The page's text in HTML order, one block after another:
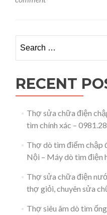
RECENT
Thợ sửa chữa điện
tìm chính xác –
Thợ dò tìm điểm chập
Nội – Máy dò tìm điện
Thợ sửa chữa điện
thợ giỏi, chuyên sửa
Thợ siêu âm dò tìm